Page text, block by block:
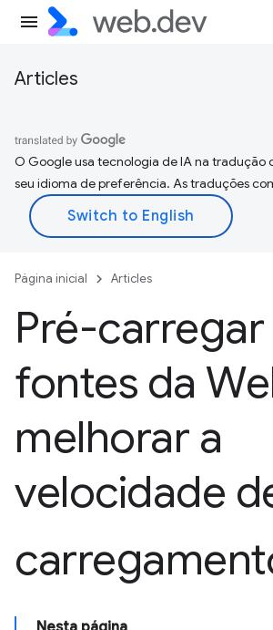
Articles
O Google usa tecnologia de IA na tradução
seu idioma de preferência. As traduções
Página inicial Articles
Pré-carregar
fontes da
melhorar a
velocidade